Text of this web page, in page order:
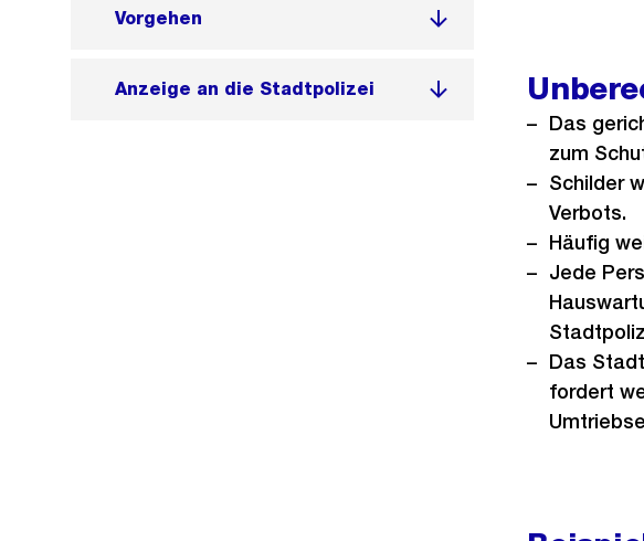
Vorgehen
Anzeige an die Stadtpolizei
Das
zum
Schilder
Verbots.
Häufig
Jede
Das
fordert